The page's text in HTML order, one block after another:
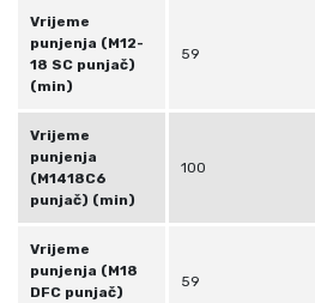
Vrijeme
punjenja (M12-
18 SC punjač)
(min)
59
Vrijeme
punjenja
(M1418C6
punjač) (min)
100
Vrijeme
punjenja (M18
DFC punjač)
59